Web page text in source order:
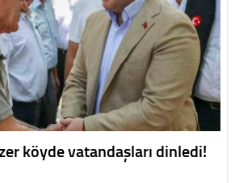
köyde vatandaşları dinledi!